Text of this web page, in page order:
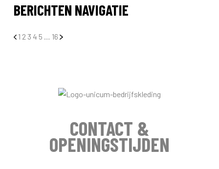
BERICHTEN NAVIGATIE
1 2 3 4 5 … 16
CONTACT &
OPENINGSTIJDEN